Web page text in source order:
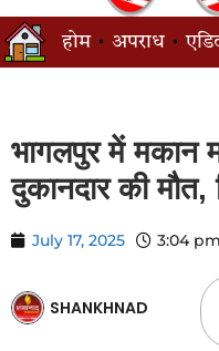
होम अपराध
भागलपुर में मकान
दुकानदार की मौत,
July 17, 2025 3:04 pm
SHANKHNAD